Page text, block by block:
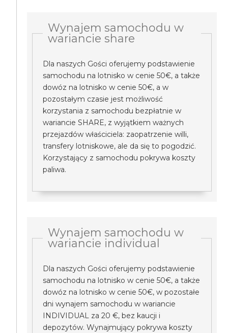
Wynajem samochodu w
wariancie share
Dla naszych Gości oferujemy podstawienie
samochodu na lotnisko w cenie 50€, a także
dowóz na lotnisko w cenie 50€, a w
pozostałym czasie jest możliwość
korzystania z samochodu bezpłatnie w
wariancie SHARE, z wyjątkiem ważnych
przejazdów właściciela: zaopatrzenie willi,
transfery lotniskowe, ale da się to pogodzić.
Korzystający z samochodu pokrywa koszty
paliwa.
Wynajem samochodu w
wariancie individual
Dla naszych Gości oferujemy podstawienie
samochodu na lotnisko w cenie 50€, a także
dowóz na lotnisko w cenie 50€, w pozostałe
dni wynajem samochodu w wariancie
INDIVIDUAL za 20 €, bez kaucji i
depozytów. Wynajmujący pokrywa koszty